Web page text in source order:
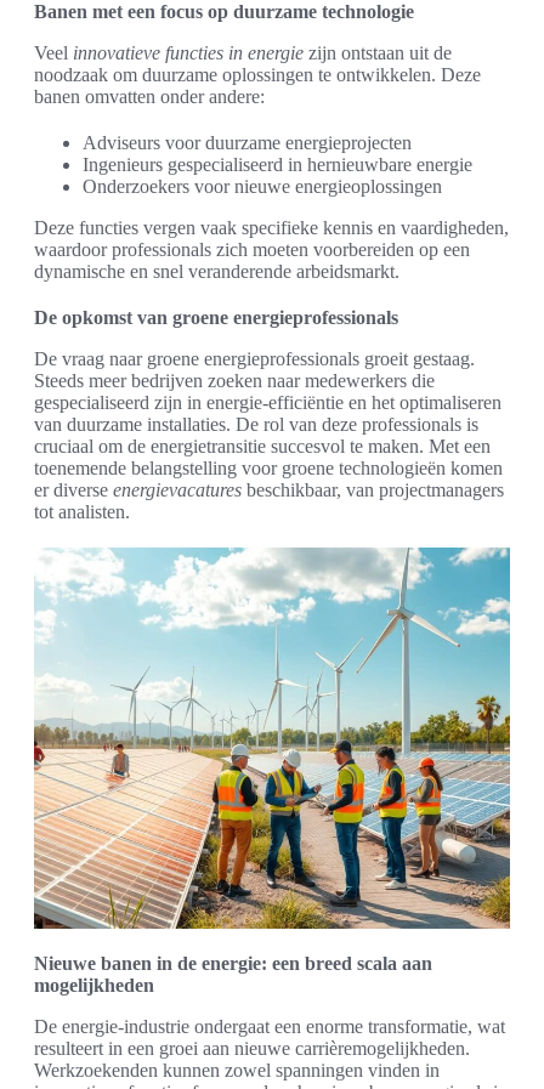
Banen met een focus op duurzame technologie
Veel innovatieve functies in energie zijn ontstaan uit de
noodzaak om duurzame oplossingen te ontwikkelen. Deze
banen omvatten onder andere:
Adviseurs voor duurzame energieprojecten
Ingenieurs gespecialiseerd in hernieuwbare energie
Onderzoekers voor nieuwe energieoplossingen
Deze functies vergen vaak specifieke kennis en vaardigheden,
waardoor professionals zich moeten voorbereiden op een
dynamische en snel veranderende arbeidsmarkt.
De opkomst van groene energieprofessionals
De vraag naar groene energieprofessionals groeit gestaag.
Steeds meer bedrijven zoeken naar medewerkers die
gespecialiseerd zijn in energie-efficiëntie en het optimaliseren
van duurzame installaties. De rol van deze professionals is
cruciaal om de energietransitie succesvol te maken. Met een
toenemende belangstelling voor groene technologieën komen
er diverse energievacatures beschikbaar, van projectmanagers
tot analisten.
Nieuwe banen in de energie: een breed scala aan
mogelijkheden
De energie-industrie ondergaat een enorme transformatie, wat
resulteert in een groei aan nieuwe carrièremogelijkheden.
Werkzoekenden kunnen zowel spanningen vinden in